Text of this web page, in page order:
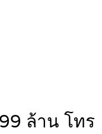
ล้าน โทร